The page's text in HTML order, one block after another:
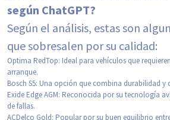
según ChatGPT?
Según el análisis, estas son
que sobresalen por su calidad:
Optima RedTop: Ideal para vehículos que
arranque.
Bosch S5: Una opción que combina durabilidad y
Exide Edge AGM: Reconocida por su tecnología
de fallas.
ACDelco Gold: Popular por su buen equilibrio